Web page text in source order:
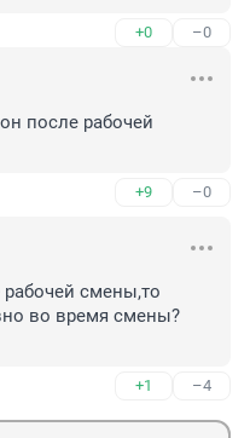
+0 –0
после рабочей
+9 –0
смены,то
во время смены?
+1 –4